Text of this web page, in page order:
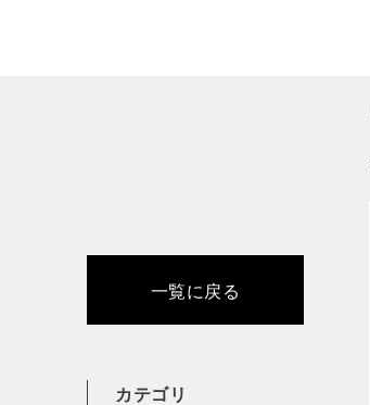
一覧に戻る
カテゴリ